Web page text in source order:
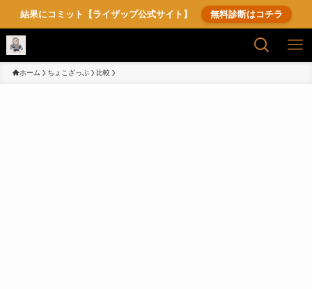
結果にコミット【ライザップ公式サイト】 無料診断はコチラ
ホーム ちょこざっぷ 比較